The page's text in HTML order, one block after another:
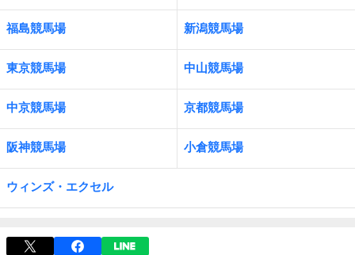
福島競馬場 新潟競馬場
東京競馬場 中山競馬場
中京競馬場 京都競馬場
阪神競馬場 小倉競馬場
ウィンズ・エクセル